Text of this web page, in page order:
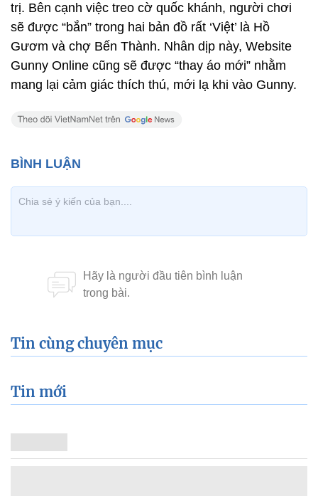
trị. Bên cạnh việc treo cờ quốc khánh, người chơi
sẽ được “bắn” trong hai bản đồ rất ‘Việt’ là Hồ
Gươm và chợ Bến Thành. Nhân dịp này, Website
Gunny Online cũng sẽ được “thay áo mới” nhằm
mang lại cảm giác thích thú, mới lạ khi vào Gunny.
Tin cùng chuyên mục
Tin mới